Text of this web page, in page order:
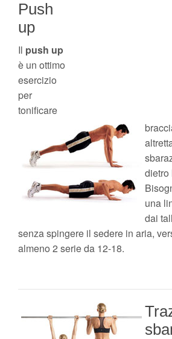
Push
up
Il push up
è un ottimo
esercizio
per
tonificare
dietro
una
dai
senza spingere il sedere in aria,
almeno 2 serie da 12-18.